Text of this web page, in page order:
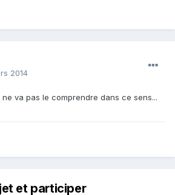
2014
va pas le comprendre dans ce sens...
et participer